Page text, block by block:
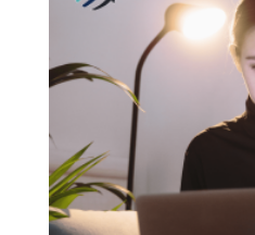
hasta
$8,840.00